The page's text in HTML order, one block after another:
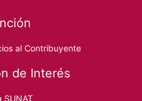
al Contribuyente
de Interés
SUNAT